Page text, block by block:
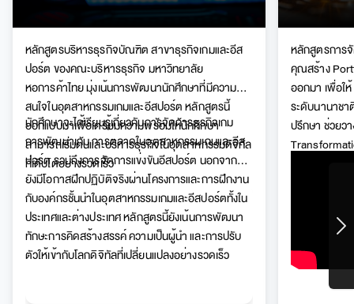
หลักสูตรบริหารธุรกิจบัณฑิต สาขาธุรกิจเกมและอีส
ปอร์ต ของคณะบริหารธุรกิจ มหาวิทยาลัย
หอการค้าไทย มุ่งเน้นการพัฒนานักศึกษาที่มีความ
สนใจในอุตสาหกรรมเกมและอีสปอร์ต หลักสูตรนี้
ออกแบบมาเพื่อเตรียมความพร้อมให้นักศึกษา
สามารถเริ่มต้นและบริหารธุรกิจในอุตสาหกรรมดิจิทัล
ที่เติบโตอย่างรวดเร็ว
นักศึกษาจะได้เรียนรู้เกี่ยวกับการจัดการธุรกิจเกม
การพัฒนาเกม การตลาดในอุตสาหกรรมเกมและอีส
ปอร์ต รวมถึงการจัดการแข่งขันอีสปอร์ต นอกจากนี้
ยังมีโอกาสฝึกปฏิบัติจริงผ่านโครงการและการฝึกงาน
กับองค์กรชั้นนำในอุตสาหกรรมเกมและอีสปอร์ตทั้งใน
ประเทศและต่างประเทศ หลักสูตรนี้ยังเน้นการพัฒนา
ทักษะการคิดสร้างสรรค์ ความเป็นผู้นำ และการปรับ
ตัวให้เข้ากับโลกดิจิทัลที่เปลี่ยนแปลงอย่างรวดเร็ว
หลักสูตรการ
คุณสร้าง
ออกมา เพื่อใ
ระดับนานาช
ปรึกษา ช่วยว